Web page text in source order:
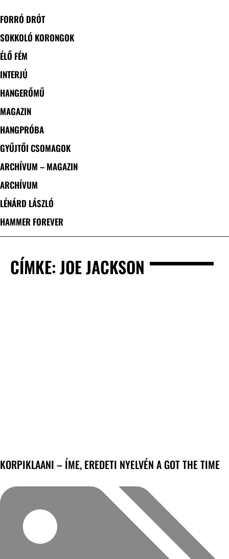
FORRÓ DRÓT
SOKKOLÓ KORONGOK
ÉLŐ FÉM
INTERJÚ
HANGERŐMŰ
MAGAZIN
HANGPRÓBA
GYŰJTŐI CSOMAGOK
ARCHÍVUM – MAGAZIN
ARCHÍVUM
LÉNÁRD LÁSZLÓ
HAMMER FOREVER
CÍMKE: JOE JACKSON
KORPIKLAANI – ÍME, EREDETI NYELVÉN A GOT THE TIME